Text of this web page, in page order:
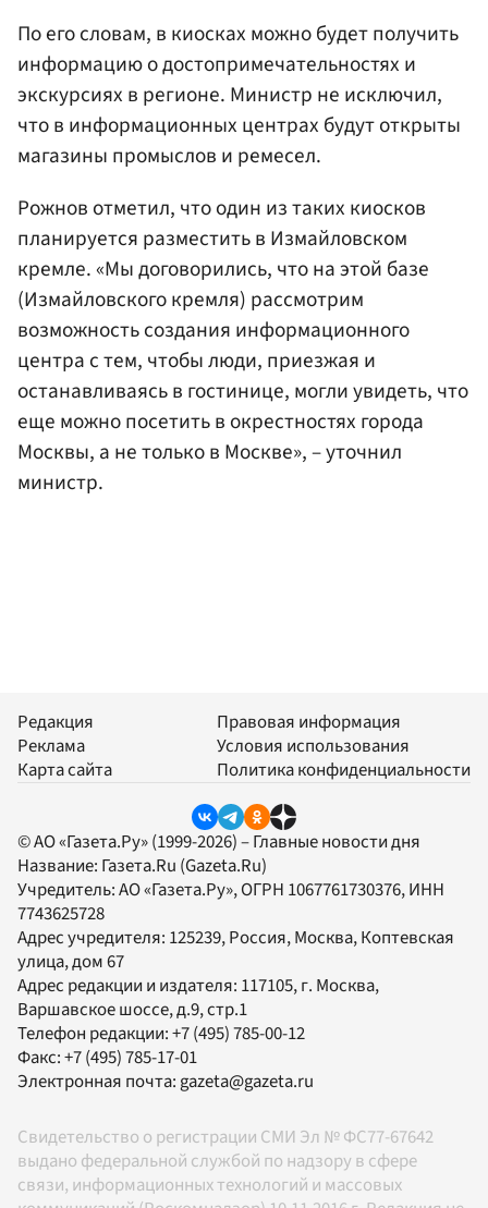
По его словам, в киосках можно будет получить
информацию о достопримечательностях и
экскурсиях в регионе. Министр не исключил,
что в информационных центрах будут открыты
магазины промыслов и ремесел.
Рожнов отметил, что один из таких киосков
планируется разместить в Измайловском
кремле. «Мы договорились, что на этой базе
(Измайловского кремля) рассмотрим
возможность создания информационного
центра с тем, чтобы люди, приезжая и
останавливаясь в гостинице, могли увидеть, что
еще можно посетить в окрестностях города
Москвы, а не только в Москве», – уточнил
министр.
Редакция
Реклама
Карта сайта
Правовая информация
Условия использования
Политика конфиденциальности
© АО «Газета.Ру» (1999-2026) – Главные новости дня
Название: Газета.Ru (Gazeta.Ru)
Учредитель:АО «Газета.Ру», ОГРН 1067761730376, ИНН
7743625728
Адрес учредителя: 125239, Россия, Москва, Коптевская
улица, дом 67
Адрес редакции и издателя: 117105, г. Москва,
Варшавское шоссе, д.9, стр.1
Телефон редакции:+7 (495) 785-00-12
Факс:+7 (495) 785-17-01
Электронная почта:gazeta@gazeta.ru
Свидетельство о регистрации СМИ Эл № ФС77-67642
выдано федеральной службой по надзору в сфере
связи, информационных технологий и массовых